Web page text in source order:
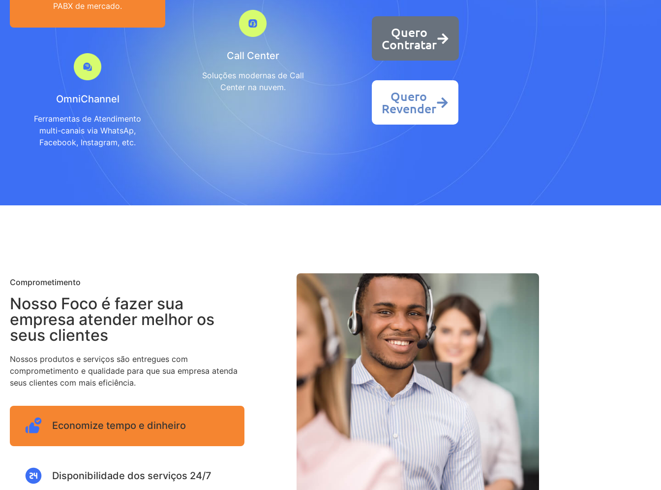
PABX de mercado.
OmniChannel
Ferramentas de Atendimento
multi-canais via WhatsAp,
Facebook, Instagram, etc.
Call Center
Soluções modernas de Call
Center na nuvem.
Quero
Contratar
Quero
Revender
Comprometimento
Nosso Foco é fazer sua
empresa atender melhor os
seus clientes
Nossos produtos e serviços são entregues com
comprometimento e qualidade para que sua empresa atenda
seus clientes com mais eficiência.
Economize tempo e dinheiro
Disponibilidade dos serviços 24/7